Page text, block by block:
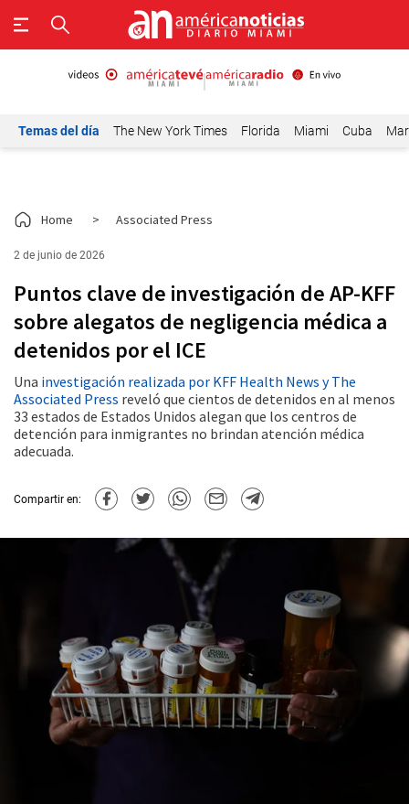
Temas del día The New York Times Florida Miami Cuba
Home > Associated Press
2 de junio de 2026
Puntos clave de investigación de AP-KFF
sobre alegatos de negligencia médica a
detenidos por el ICE
Una investigación realizada por KFF Health News y The
Associated Press reveló que cientos de detenidos en al menos
33 estados de Estados Unidos alegan que los centros de
detención para inmigrantes no brindan atención médica
adecuada.
Compartir en: